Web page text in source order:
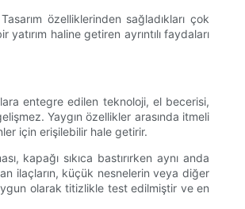
özelliklerinden sağladıkları çok
haline getiren ayrıntılı faydaları
entegre edilen teknoloji, el becerisi,
Yaygın özellikler arasında itmeli
için erişilebilir hale getirir.
kapağı sıkıca bastırırken aynı anda
ilaçların, küçük nesnelerin veya diğer
olarak titizlikle test edilmiştir ve en